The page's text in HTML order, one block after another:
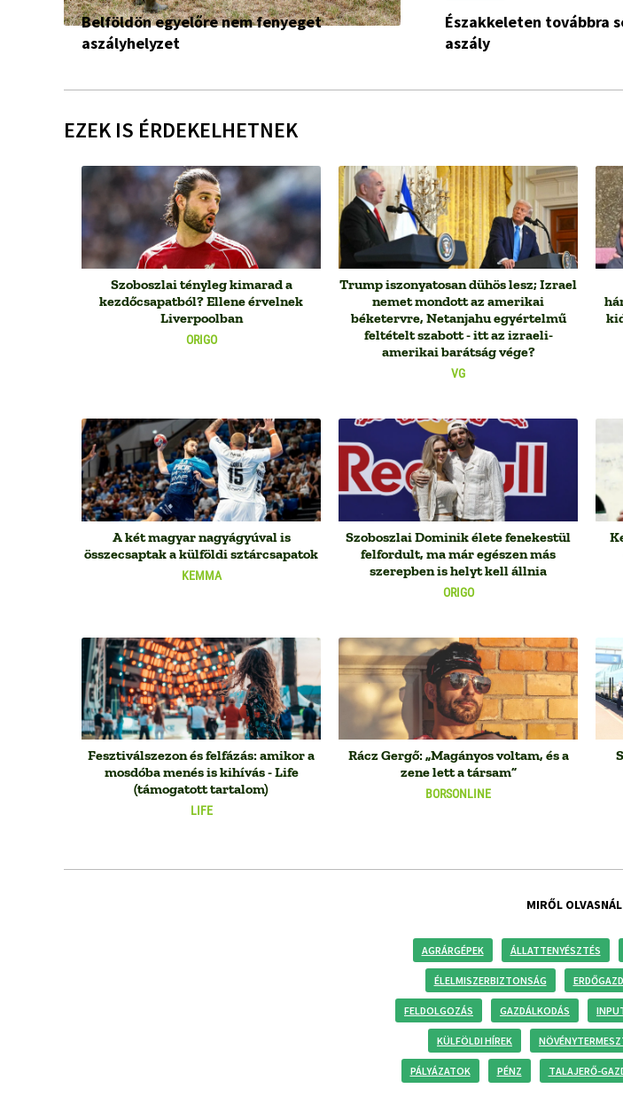
Belföldön egyelőre nem fenyeget
aszályhelyzet
Északkeleten továbbra
aszály
EZEK IS ÉRDEKELHETNEK
ORIGO
Szoboszlai tényleg kimarad a
kezdőcsapatból? Ellene érvelnek
Liverpoolban
VG
Trump iszonyatosan dühös lesz; Izrael
nemet mondott az amerikai
béketervre, Netanjahu egyértelmű
feltételt szabott - itt az izraeli-
amerikai barátság vége?
KEMMA
A két magyar nagyágyúval is
összecsaptak a külföldi sztárcsapatok
ORIGO
Szoboszlai Dominik élete fenekestül
felfordult, ma már egészen más
szerepben is helyt kell állnia
LIFE
Fesztiválszezon és felfázás: amikor a
mosdóba menés is kihívás - Life
(támogatott tartalom)
BORSONLINE
Rácz Gergő: „Magányos voltam, és a
zene lett a társam”
MIRŐL
AGRÁRGÉPEK ÁLLATTENYÉSZTÉS
ÉLELMISZERBIZTONSÁG
FELDOLGOZÁS GAZDÁLKODÁS
KÜLFÖLDI HÍREK
PÁLYÁZATOK PÉNZ TALAJERŐ-